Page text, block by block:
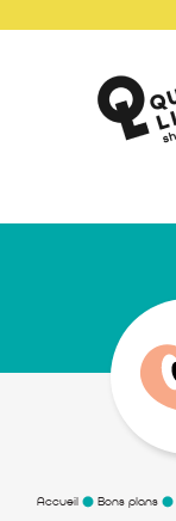
Accueil Bons plans